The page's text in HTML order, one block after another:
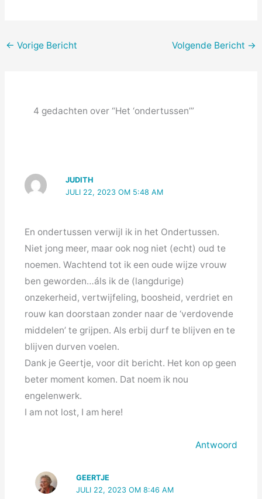
← Vorige Bericht Volgende Bericht →
4 gedachten over “Het ‘ondertussen’”
JUDITH
JULI 22, 2023 OM 5:48 AM
En ondertussen verwijl ik in het Ondertussen.
Niet jong meer, maar ook nog niet (echt) oud te
noemen. Wachtend tot ik een oude wijze vrouw
ben geworden…áls ik de (langdurige)
onzekerheid, vertwijfeling, boosheid, verdriet en
rouw kan doorstaan zonder naar de ‘verdovende
middelen’ te grijpen. Als erbij durf te blijven en te
blijven durven voelen.
Dank je Geertje, voor dit bericht. Het kon op geen
beter moment komen. Dat noem ik nou
engelenwerk.
I am not lost, I am here!
Antwoord
GEERTJE
JULI 22, 2023 OM 8:46 AM